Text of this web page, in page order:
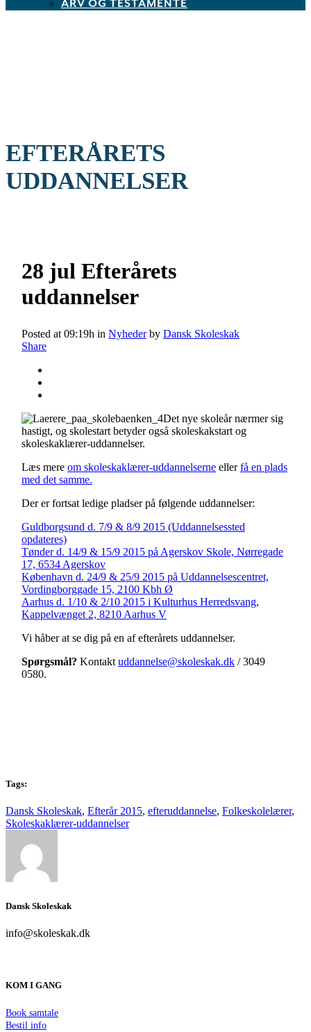
ARV OG TESTAMENTE
EFTERÅRETS
UDDANNELSER
28 jul Efterårets
uddannelser
Posted at 09:19h in Nyheder by Dansk Skoleskak
Share
Det nye skoleår nærmer sig
hastigt, og skolestart betyder også skoleskakstart og
skoleskaklærer-uddannelser.
Læs mere om skoleskaklærer-uddannelserne ellerfå en plads
med det samme.
Der er fortsat ledige pladser på følgende uddannelser:
Guldborgsund d. 7/9 & 8/9 2015 (Uddannelsessted
opdateres)
Tønder d. 14/9 & 15/9 2015 på Agerskov Skole, Nørregade
17, 6534 Agerskov
København d. 24/9 & 25/9 2015 på Uddannelsescentret,
Vordingborggade 15, 2100 Kbh Ø
Aarhus d. 1/10 & 2/10 2015 i Kulturhus Herredsvang,
Kappelvænget 2, 8210 Aarhus V
Vi håber at se dig på en af efterårets uddannelser.
Spørgsmål? Kontakt uddannelse@skoleskak.dk / 3049
0580.
Tags:
Dansk Skoleskak, Efterår 2015, efteruddannelse, Folkeskolelærer,
Skoleskaklærer-uddannelser
Dansk Skoleskak
info@skoleskak.dk
KOM I GANG
Book samtale
Bestil info